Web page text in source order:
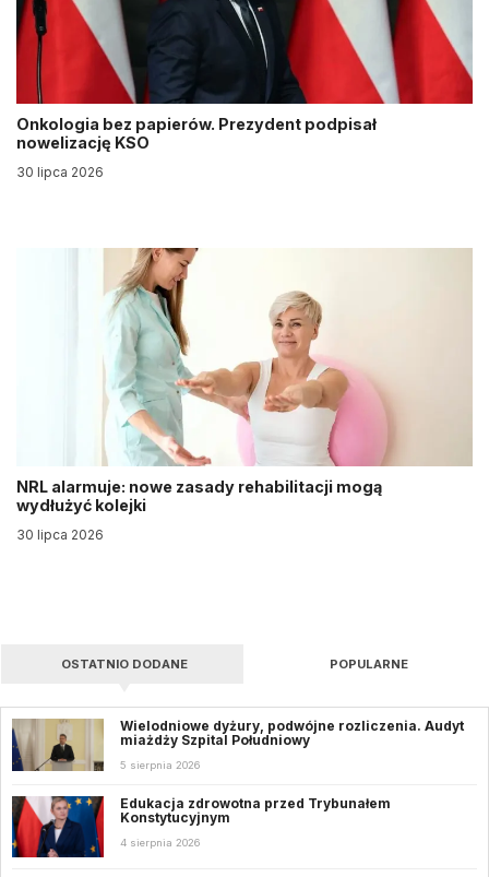
Onkologia bez papierów. Prezydent podpisał
nowelizację KSO
30 lipca 2026
NRL alarmuje: nowe zasady rehabilitacji mogą
wydłużyć kolejki
30 lipca 2026
OSTATNIO DODANE POPULARNE
Wielodniowe dyżury, podwójne rozliczenia. Audyt
miażdży Szpital Południowy
5 sierpnia 2026
Edukacja zdrowotna przed Trybunałem
Konstytucyjnym
4 sierpnia 2026